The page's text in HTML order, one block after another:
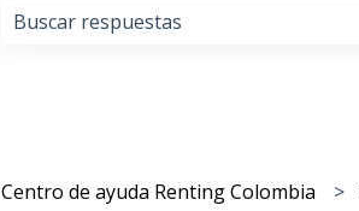
Centro de ayuda Renting Colombia